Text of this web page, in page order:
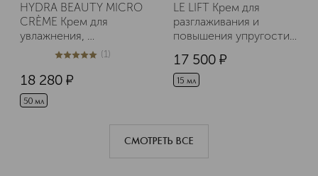
HYDRA BEAUTY MICRO
CRÈME Крем для
увлажнения,
укрепления и
кожи лица
5из 51 (1)
18 280 ¤
50 мл
LE LIFT Крем для
разглаживания и
повышения упругости
17 500 ¤
15 мл
СМОТРЕТЬ ВСЕ